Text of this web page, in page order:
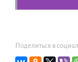
Поделиться в